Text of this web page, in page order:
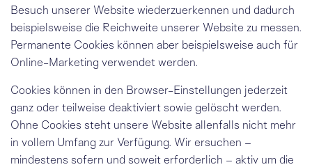
Besuch unserer Website wiederzuerkennen und dadurch
beispielsweise die Reichweite unserer Website zu messen.
Permanente Cookies können aber beispielsweise auch für
Online-Marketing verwendet werden.
Cookies können in den Browser-Einstellungen jederzeit
ganz oder teilweise deaktiviert sowie gelöscht werden.
Ohne Cookies steht unsere Website allenfalls nicht mehr
in vollem Umfang zur Verfügung. Wir ersuchen –
mindestens sofern und soweit erforderlich – aktiv um die